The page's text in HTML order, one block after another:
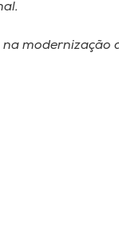
modernização